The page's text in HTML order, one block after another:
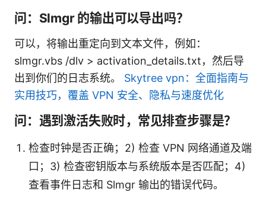
问：Slmgr 的输出可以导出吗？
可以，将输出重定向到文本文件，例如：
slmgr.vbs /dlv > activation_details.txt，然后导
出到你们的日志系统。 Skytree vpn：全面指南与
实用技巧，覆盖 VPN 安全、隐私与速度优化
问：遇到激活失败时，常见排查步骤是？
检查时钟是否正确；2) 检查 VPN 网络通道及端
口；3) 检查密钥版本与系统版本是否匹配；4)
查看事件日志和 Slmgr 输出的错误代码。